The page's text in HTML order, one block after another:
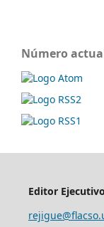
Número
Editor